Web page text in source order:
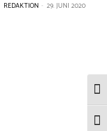
REDAKTION - 29. JUNI 2020